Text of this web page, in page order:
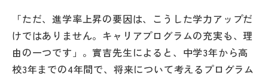
個人情報保護方針
サイトマップ
「ただ、進学率上昇の要因は、こうした学力アップだ
けではありません。キャリアプログラムの充実も、理
由の一つです」。實吉先生によると、中学3年から高
校3年までの4年間で、将来について考えるプログラム